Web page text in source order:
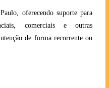
oferecendo suporte para
comerciais e outras
de forma recorrente ou